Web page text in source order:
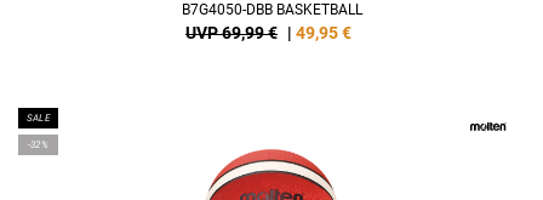
B7G4050-DBB BASKETBALL
UVP 69,99 € | 49,95€
SALE
-32%